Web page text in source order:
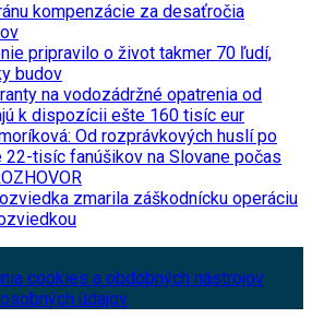
kompenzácie za desaťročia
pripravilo o život takmer 70 ľudí,
budov
na vodozádržné opatrenia od
k dispozícii ešte 160 tisíc eur
Od rozprávkových huslí po
22-tisíc fanúšikov na Slovane počas
zmarila záškodnícku operáciu
cookies a obdobných nástrojov
údajov